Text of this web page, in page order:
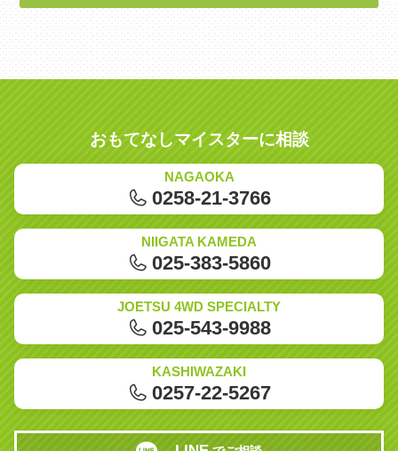
おもてなしマイスターに相談
NAGAOKA
0258-21-3766
NIIGATA KAMEDA
025-383-5860
JOETSU 4WD SPECIALTY
025-543-9988
KASHIWAZAKI
0257-22-5267